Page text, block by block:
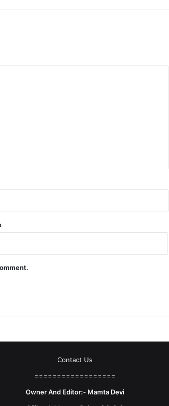
Contact Us
==================
Owner And Editor:- Mamta Devi